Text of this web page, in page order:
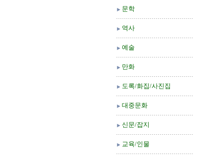
문학
역사
예술
만화
도록/화집/사진집
대중문화
신문/잡지
교육/인물